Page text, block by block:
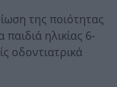
της ποιότητας
ηλικίας 6-
οδοντιατρικά